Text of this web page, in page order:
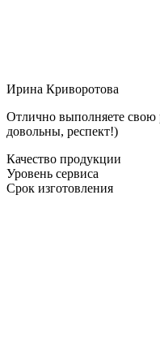
Ирина Криворотова
Отлично выполняете свою
довольны, респект!)
Качество продукции
Уровень сервиса
Срок изготовления